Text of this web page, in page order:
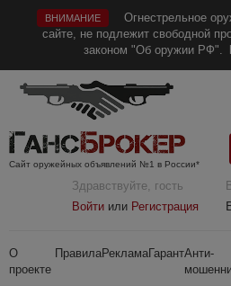
ВНИМАНИЕ
Огнестрельное
сайте, не подлежит свободной
законом "Об оружии РФ".
Сайт оружейных объявлений №1 в России*
Здравствуйте, гость
Войти или Регистрация
О
проекте
ПравилаРекламаГарантАнти-